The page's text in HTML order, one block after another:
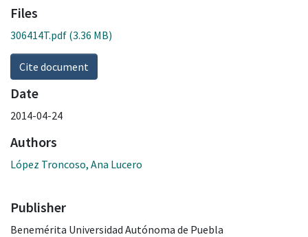
Files
306414T.pdf (3.36 MB)
Cite document
Date
2014-04-24
Authors
López Troncoso, Ana Lucero
Publisher
Benemérita Universidad Autónoma de Puebla